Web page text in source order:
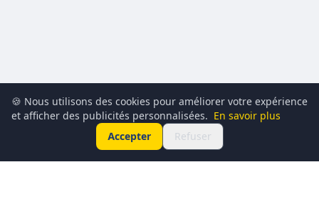
🍪 Nous utilisons des cookies pour améliorer votre expérience
et afficher des publicités personnalisées. En savoir plus
Accepter
Refuser